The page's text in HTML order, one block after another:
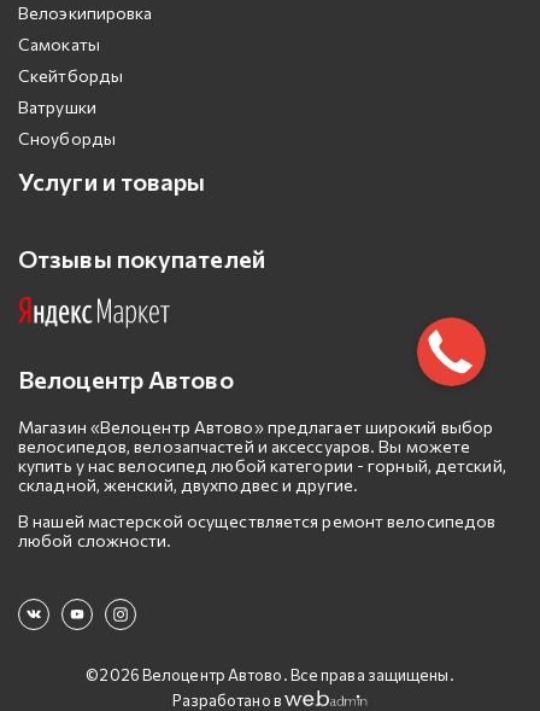
Велоэкипировка
Самокаты
Скейтборды
Ватрушки
Сноуборды
Услуги и товары
Отзывы покупателей
Велоцентр Автово
Магазин «Велоцентр Автово» предлагает широкий выбор
велосипедов, велозапчастей и аксессуаров. Вы можете
купить у нас велосипед любой категории - горный, детский,
складной, женский, двухподвес и другие.
В нашей мастерской осуществляется ремонт велосипедов
любой сложности.
©2026 Велоцентр Автово. Все права защищены.
Разработано в